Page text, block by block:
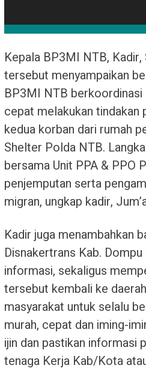
Kepala BP3MI NTB,
tersebut menyampaikan
BP3MI NTB
cepat melakukan tindakan
kedua korban dari rumah
Shelter Polda NTB.
bersama Unit PPA & PPO
penjemputan serta
migran, ungkap kadir,
Kadir juga menambahkan
Disnakertrans Kab.
informasi, sekaligus
tersebut kembali ke
masyarakat untuk selalu
murah, cepat dan iming-
ijin dan pastikan informasi
tenaga Kerja Kab/Kota